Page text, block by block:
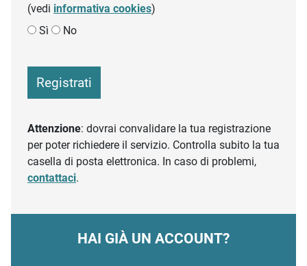
(vedi informativa cookies)
Sì
No
Registrati
Attenzione: dovrai convalidare la tua registrazione
per poter richiedere il servizio. Controlla subito la tua
casella di posta elettronica. In caso di problemi,
contattaci.
HAI GIÀ UN ACCOUNT?